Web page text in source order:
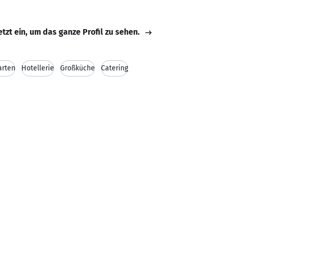
ein, um das ganze Profil zu sehen.
Hotellerie Großküche Catering